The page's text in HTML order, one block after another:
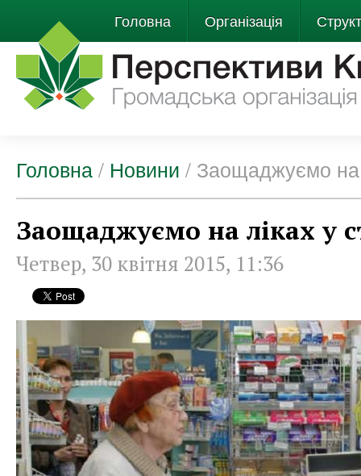
Головна Організація
Головна / Новини / Заощаджуємо на
Заощаджуємо на ліках у
Четвер, 30 квітня 2015, 11:36